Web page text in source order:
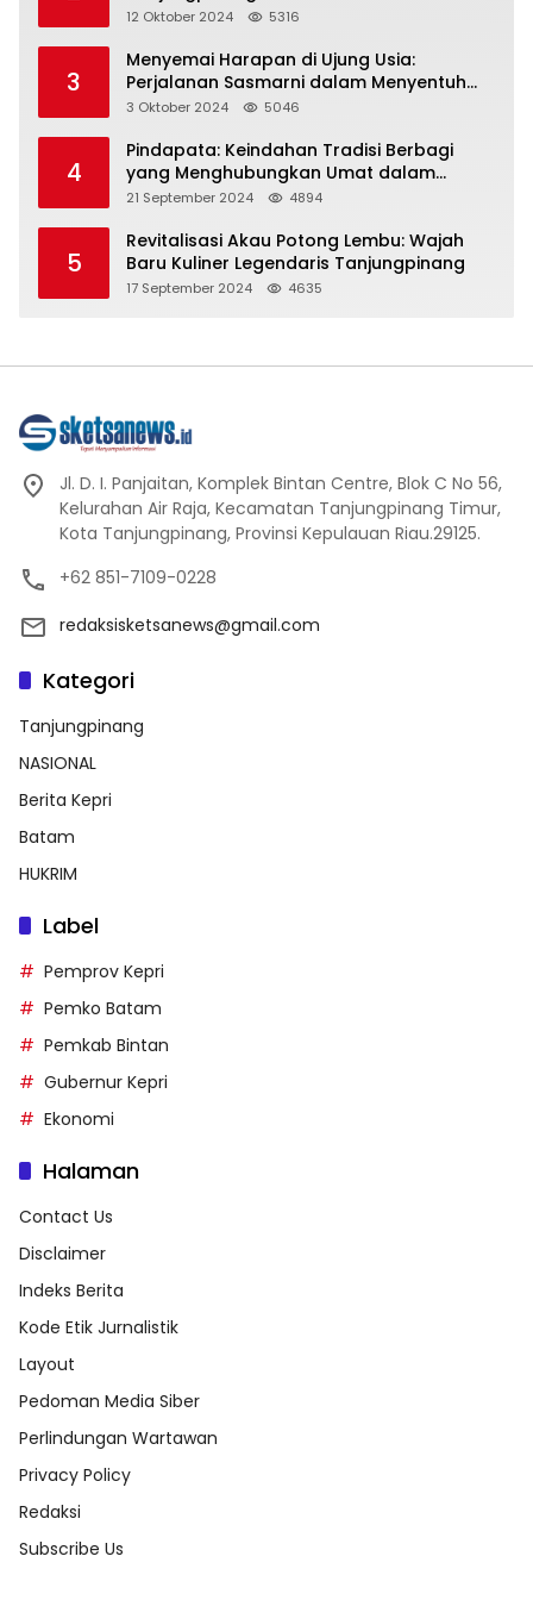
Representasi
12 Oktober 2024 5316
3
Menyemai Harapan di Ujung Usia:
Perjalanan Sasmarni dalam Menyentuh
Hati dan Jiwa
3 Oktober 2024 5046
4
Pindapata: Keindahan Tradisi Berbagi
yang Menghubungkan Umat dalam
Spiritualitas dan Kebersamaan dalam
21 September 2024 4894
5
Revitalisasi Akau Potong Lembu: Wajah
Baru Kuliner Legendaris Tanjungpinang
17 September 2024 4635
Jl. D. I. Panjaitan, Komplek Bintan Centre, Blok C No 56,
Kelurahan Air Raja, Kecamatan Tanjungpinang Timur,
Kota Tanjungpinang, Provinsi Kepulauan Riau.29125.
+62 851-7109-0228
redaksisketsanews@gmail.com
Kategori
Tanjungpinang
NASIONAL
Berita Kepri
Batam
HUKRIM
Label
Pemprov Kepri
Pemko Batam
Pemkab Bintan
Gubernur Kepri
Ekonomi
Halaman
Contact Us
Disclaimer
Indeks Berita
Kode Etik Jurnalistik
Layout
Pedoman Media Siber
Perlindungan Wartawan
Privacy Policy
Redaksi
Subscribe Us